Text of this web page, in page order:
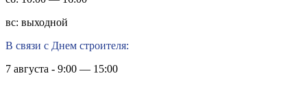
вс: выходной
В связи с Днем строителя:
7 августа - 9:00 — 15:00